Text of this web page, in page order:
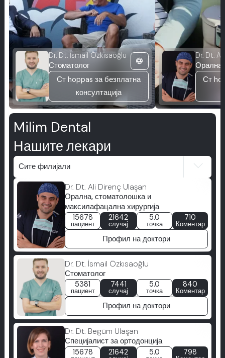
Dr. Dt. İsmail Özkısaoğlu
Стоматолог
language
Ст hoppas за безплатна
консултација
Dr. Dt.
Ст
Milim Dental
Нашите лекари
Сите филијали
Dr. Dt. Ali Direnç Ulaşan
Орална, стоматолошка и
максилафацална хирургија
15678
пациент
21642
случај
5.0
точка
710
Коментар
Профил на доктори
Dr. Dt. İsmail Özkısaoğlu
Стоматолог
5381
пациент
7441
случај
5.0
точка
840
Коментар
Профил на доктори
Dr. Dt. Begüm Ulaşan
Специјалист за ортодонција
15678
21642 5.0 798